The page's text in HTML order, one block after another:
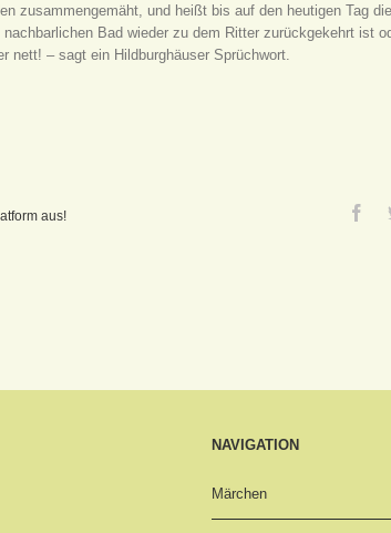
zusammengemäht, und heißt bis auf den heutigen Tag die
Bad wieder zu dem Ritter zurückgekehrt ist
nett! – sagt ein Hildburghäuser Sprüchwort.
aus!
NAVIGATION
Märchen